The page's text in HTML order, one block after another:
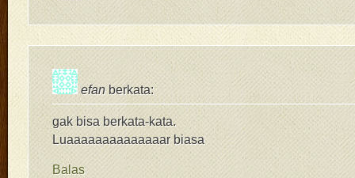
efan berkata:
gak bisa berkata-kata.
Luaaaaaaaaaaaaaar biasa
Balas